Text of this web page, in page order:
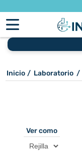
Inicio / Laboratorio /
Ver como